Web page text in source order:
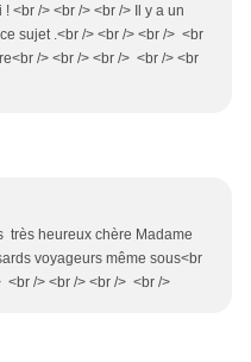
<br /> <br /> <br /> Il y a un
sujet .<br /> <br /> <br /> <br
/> <br /> <br /> <br /> <br
heureux chère Madame
voyageurs même sous<br
<br /> <br /> <br /> <br />